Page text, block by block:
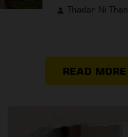
Thadar Ni Than
READ MORE